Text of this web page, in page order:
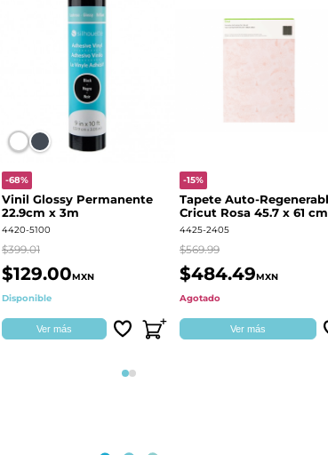
-68%
Vinil Glossy Permanente
22.9cm x 3m
4420-5100
$399.01
$129.00MXN
Disponible
Ver más
-15%
Tapete Auto-
Cricut Rosa 45.7 x 61 cm
2004713
4425-2405
$569.99
$484.49MXN
Agotado
Ver más
Página 1
Página 2